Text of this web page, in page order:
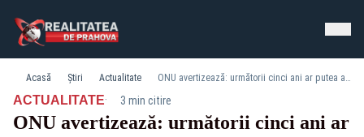
Acasă Știri Actualitate ONU avertizează: următorii cinci ani ar putea aduce temperaturi record și fenomene meteo tot mai extreme
ACTUALITATE· 3 min citire
ONU avertizează: următorii cinci ani ar